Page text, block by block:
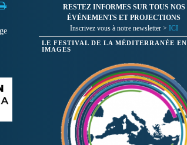
RESTEZ INFORMES SUR TOUS NOS
ÉVÉNEMENTS ET PROJECTIONS
Inscrivez vous à notre newsletter > ICI
LE FESTIVAL DE LA MÉDITERRANÉE EN
IMAGES